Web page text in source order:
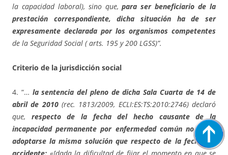
la capacidad laboral), sino que,para ser beneficiario de la
prestación correspondiente, dicha situación ha de ser
expresamente declarada por los organismos competentes
de la Seguridad Social ( arts. 195 y 200 LGSS)”.
Criterio de la jurisdicción social
4. “… la sentencia del pleno de dicha Sala Cuarta de 14 de
abril de 2010(rec. 1813/2009, ECLI:ES:TS:2010:2746) declaró
que, respecto de la fecha del hecho causante de la
incapacidad permanente por enfermedad común no podía
adoptarse la misma solución que respecto de la fecha del